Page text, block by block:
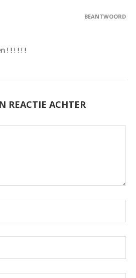
! ! ! ! ! !
BEANTWOORD
REACTIE ACHTER